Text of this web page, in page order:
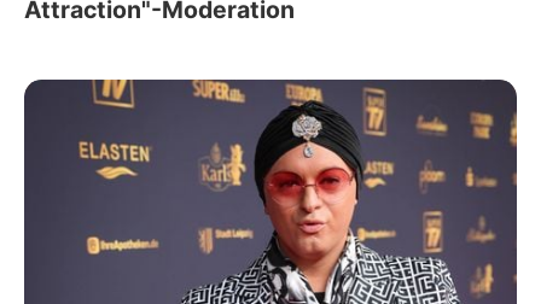
Attraction"-Moderation